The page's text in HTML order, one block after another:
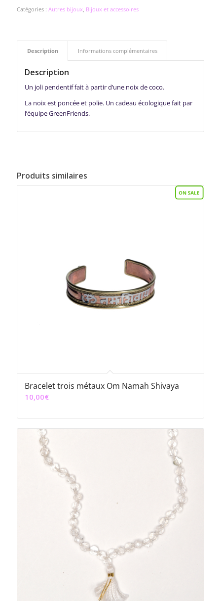
Catégories : Autres bijoux Bijoux et accessoires
Description Informations complémentaires
Description
Un joli pendentif fait à partir d’une noix de coco.
La noix est poncée et polie. Un cadeau écologique fait par
l’équipe GreenFriends.
Produits similaires
Bracelet trois métaux Om Namah Shivaya
10,00€